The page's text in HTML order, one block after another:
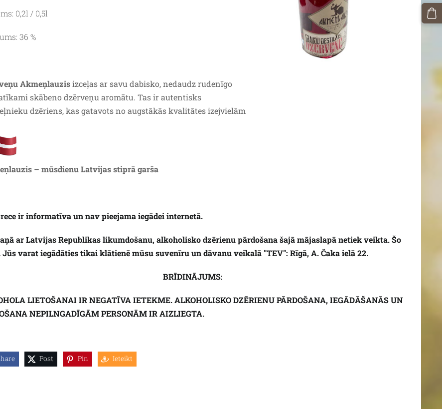
0,2l / 0,5l
36 %
Akmeņlauzisizceļas ar savu dabisko, nedaudz rudenīgo
skābeno dzērveņu aromātu. Tas ir autentisks
dzēriens, kas gatavots no augstākās kvalitātes izejvielām
– mūsdienu Latvijas stiprā garša
prece ir informatīva un nav pieejama iegādei internetā.
ar Latvijas Republikas likumdošanu, alkoholisko dzērienu pārdošana šajā mājaslapā netiek veikta. Šo
Jūs varat iegādāties tikai klātienē mūsu suvenīru un dāvanu veikalā "TEV": Rīgā, A. Čaka ielā 22.
BRĪDINĀJUMS:
LIETOŠANAI IR NEGATĪVA IETEKME. ALKOHOLISKO DZĒRIENU PĀRDOŠANA, IEGĀDĀŠANĀS UN
NEPILNGADĪGĀM PERSONĀM IR AIZLIEGTA.
Post Pin Ieteikt